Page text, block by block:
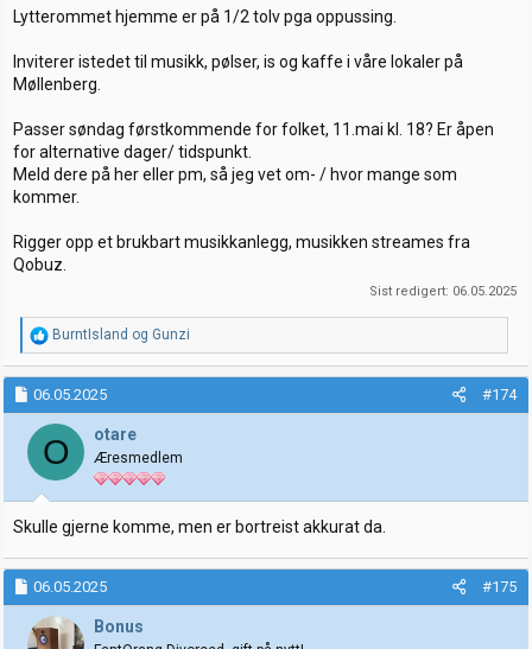
Lytterommet hjemme er på 1/2 tolv pga oppussing.
Inviterer istedet til musikk, pølser, is og kaffe i våre lokaler på
Møllenberg.
Passer søndag førstkommende for folket, 11.mai kl. 18? Er åpen
for alternative dager/ tidspunkt.
Meld dere på her eller pm, så jeg vet om- / hvor mange som
kommer.
Rigger opp et brukbart musikkanlegg, musikken streames fra
Qobuz.
Sist redigert: 06.05.2025
R
e
a
k
s
j
o
n
e
r
:
BurntIsland og Gunzi
06.05.2025 #174
O otare
Æresmedlem
Skulle gjerne komme, men er bortreist akkurat da.
06.05.2025 #175
Bonus